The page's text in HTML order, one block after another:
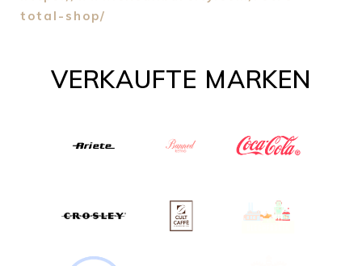
total-shop/
VERKAUFTE MARKEN